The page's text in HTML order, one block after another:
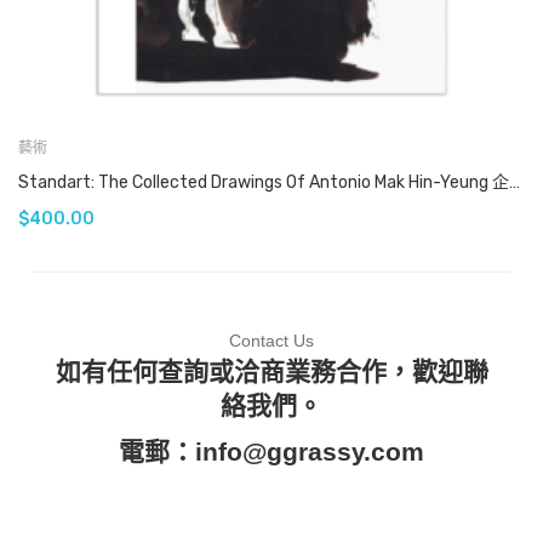
藝術
Standart: The Collected Drawings Of Antonio Mak Hin-Yeung 企硬的藝術: 麥顯揚畫集
$400.00
Contact Us
如有任何查詢或洽商業務合作，歡迎聯
絡我們。
電郵： info@ggrassy.com